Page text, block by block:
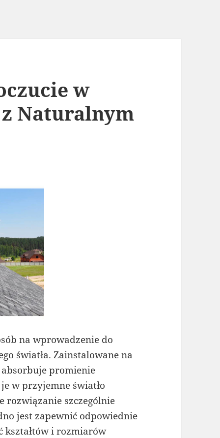
w
Naturalnym
na wprowadzenie do
światła. Zainstalowane na
promienie
w przyjemne światło
rozwiązanie szczególnie
jest zapewnić odpowiednie
kształtów i rozmiarów